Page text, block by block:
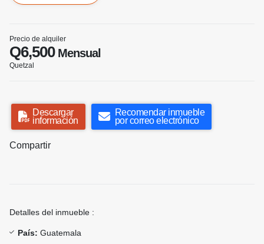
Precio de alquiler
Q6,500Mensual
Quetzal
Descargar
información
Recomendar inmueble
por correo electrónico
Compartir
Detalles del inmueble :
País: Guatemala